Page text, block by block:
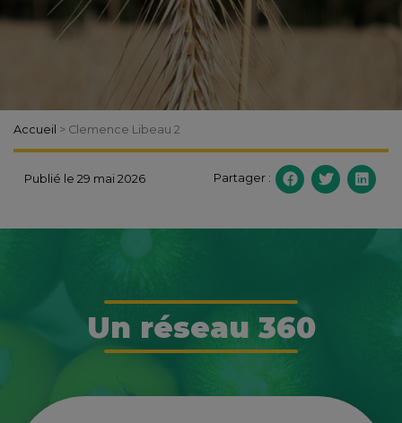
Accueil > Clemence Libeau 2
Publié le 29 mai 2026 Partager :
Un réseau 360